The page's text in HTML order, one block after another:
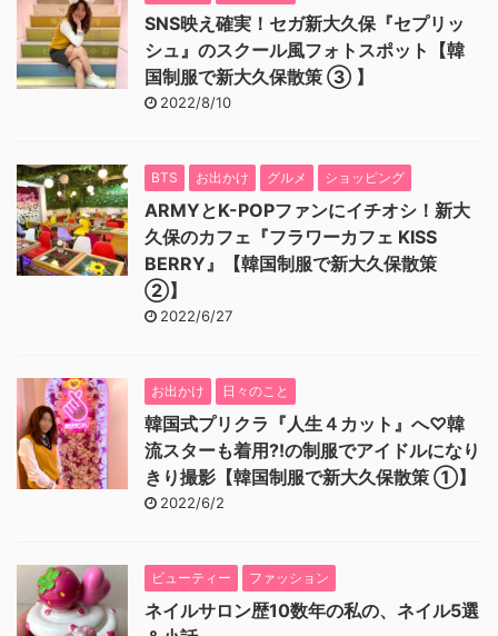
SNS映え確実！セガ新大久保『セプリッ
シュ』のスクール風フォトスポット【韓
国制服で新大久保散策 ③ 】
2022/8/10
BTS お出かけ グルメ ショッピング
ARMYとK-POPファンにイチオシ！新大
久保のカフェ『フラワーカフェ KISS
BERRY』【韓国制服で新大久保散策
②】
2022/6/27
お出かけ 日々のこと
韓国式プリクラ『人生４カット』へ♡韓
流スターも着用⁈の制服でアイドルになり
きり撮影【韓国制服で新大久保散策 ①】
2022/6/2
ビューティー ファッション
ネイルサロン歴10数年の私の、ネイル5選